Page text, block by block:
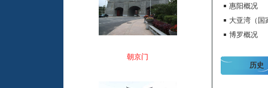
朝京门
惠阳概况
大亚湾（国
博罗概况
历史